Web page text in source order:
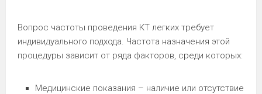
Вопрос частоты проведения КТ легких требует
индивидуального подхода. Частота назначения этой
процедуры зависит от ряда факторов, среди которых:
Медицинские показания – наличие или отсутствие